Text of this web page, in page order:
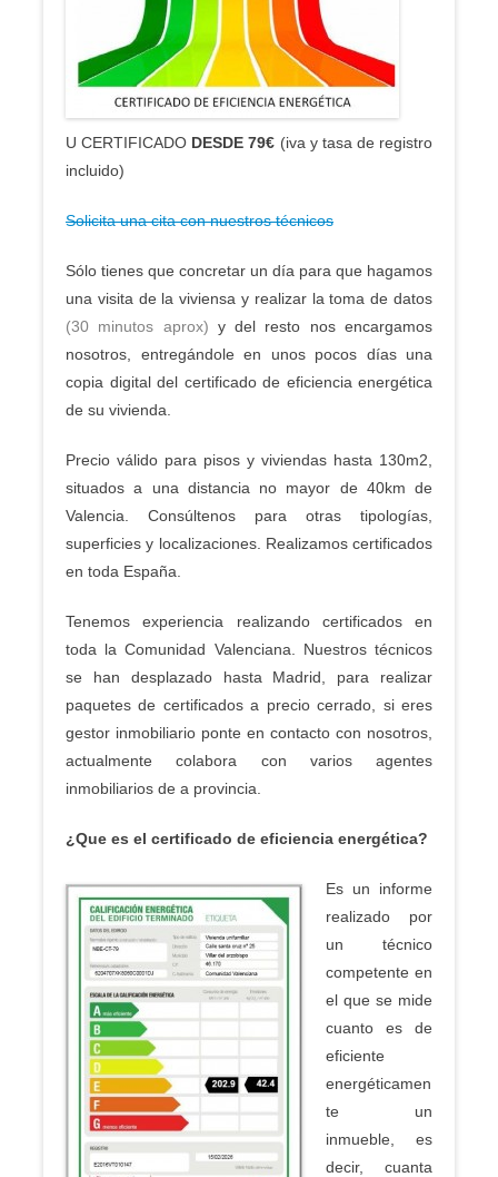
U CERTIFICADO DESDE 79€ (iva y tasa de registro
incluido)
Solicita una cita con nuestros técnicos
Sólo tienes que concretar un día para que hagamos
una visita de la viviensa y realizar la toma de datos
(30 minutos aprox) y del resto nos encargamos
nosotros, entregándole en unos pocos días una
copia digital del certificado de eficiencia energética
de su vivienda.
Precio válido para pisos y viviendas hasta 130m2,
situados a una distancia no mayor de 40km de
Valencia. Consúltenos para otras tipologías,
superficies y localizaciones. Realizamos certificados
en toda España.
Tenemos experiencia realizando certificados en
toda la Comunidad Valenciana. Nuestros técnicos
se han desplazado hasta Madrid, para realizar
paquetes de certificados a precio cerrado, si eres
gestor inmobiliario ponte en contacto con nosotros,
actualmente colabora con varios agentes
inmobiliarios de a provincia.
¿Que es el certificado de eficiencia energética?
Es un informe
realizado por
un técnico
competente en
el que se mide
cuanto es de
eficiente
energéticamen
te un
inmueble, es
decir, cuanta